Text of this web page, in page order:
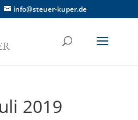
info@steuer-kuper.de
2019